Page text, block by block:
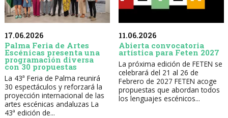
17.06.2026
Palma Feria de Artes
Escénicas presenta una
programación diversa
con 30 propuestas
La 43ª Feria de Palma reunirá
30 espectáculos y reforzará la
proyección internacional de las
artes escénicas andaluzas La
43ª edición de...
11.06.2026
Abierta convocatoria
artística para Feten 2027
La próxima edición de FETEN se
celebrará del 21 al 26 de
Febrero de 2027 FETEN acoge
propuestas que abordan todos
los lenguajes escénicos...